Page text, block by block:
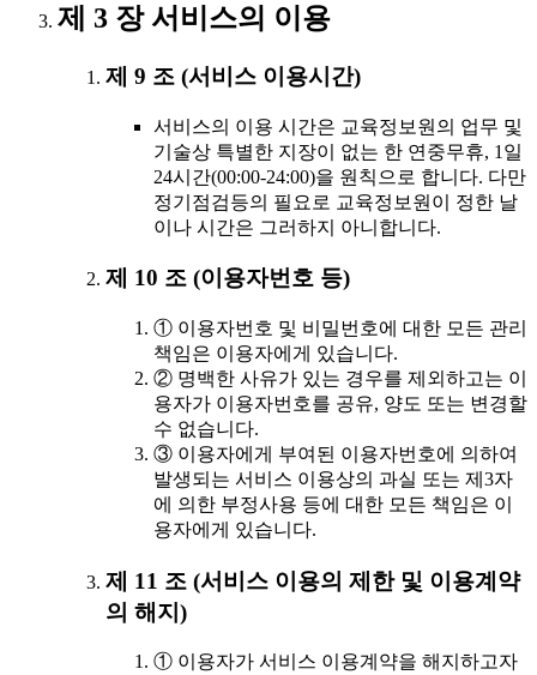
제 3 장 서비스의 이용
제 9 조 (서비스 이용시간)
서비스의 이용 시간은 교육정보원의 업무 및
기술상 특별한 지장이 없는 한 연중무휴, 1일
24시간(00:00-24:00)을 원칙으로 합니다. 다만
정기점검등의 필요로 교육정보원이 정한 날
이나 시간은 그러하지 아니합니다.
제 10 조 (이용자번호 등)
① 이용자번호 및 비밀번호에 대한 모든 관리
책임은 이용자에게 있습니다.
② 명백한 사유가 있는 경우를 제외하고는 이
용자가 이용자번호를 공유, 양도 또는 변경할
수 없습니다.
③ 이용자에게 부여된 이용자번호에 의하여
발생되는 서비스 이용상의 과실 또는 제3자
에 의한 부정사용 등에 대한 모든 책임은 이
용자에게 있습니다.
제 11 조 (서비스 이용의 제한 및 이용계약
의 해지)
① 이용자가 서비스 이용계약을 해지하고자